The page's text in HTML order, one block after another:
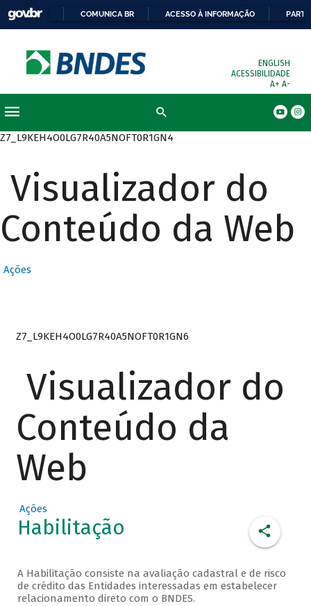
COMUNICA BR ACESSO À INFORMAÇÃO
ENGLISH
ACESSIBILIDADE
A+ A-
Z7_L9KEH4O0LG7R40A5NOFT0R1GN4
Visualizador do
Conteúdo da Web
Ações
Z7_L9KEH4O0LG7R40A5NOFT0R1GN6
Visualizador do
Conteúdo da
Web
Ações
Habilitação
A Habilitação consiste na avaliação cadastral e de risco
de crédito das Entidades interessadas em estabelecer
relacionamento direto com o BNDES.